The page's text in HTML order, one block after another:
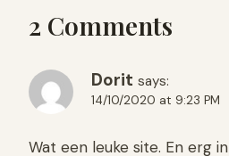
2 Comments
Dorit says:
14/10/2020 at 9:23 PM
Wat een leuke site. En erg